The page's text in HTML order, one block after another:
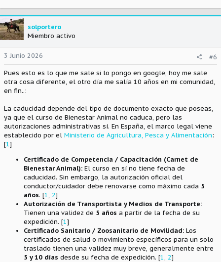
solportero
Miembro activo
3 Junio 2026
#6
Pues esto es lo que me sale si lo pongo en google, hoy me sale
otra cosa diferente, el otro día me salía 10 años en mi comunidad,
en fin..:
La caducidad depende del tipo de documento exacto que poseas,
ya que el curso de Bienestar Animal no caduca, pero las
autorizaciones administrativas sí. En España, el marco legal viene
establecido por el Ministerio de Agricultura, Pesca y Alimentación:
[1]
Certificado de Competencia / Capacitación (Carnet de
Bienestar Animal): El curso en sí no tiene fecha de
caducidad. Sin embargo, la autorización oficial del
conductor/cuidador debe renovarse como máximo cada 5
años. [1, 2]
Autorización de Transportista y Medios de Transporte:
Tienen una validez de 5 años a partir de la fecha de su
expedición. [1]
Certificado Sanitario / Zoosanitario de Movilidad: Los
certificados de salud o movimiento específicos para un solo
traslado tienen una validez muy breve, generalmente entre
5 y 10 días desde su fecha de expedición. [1, 2]